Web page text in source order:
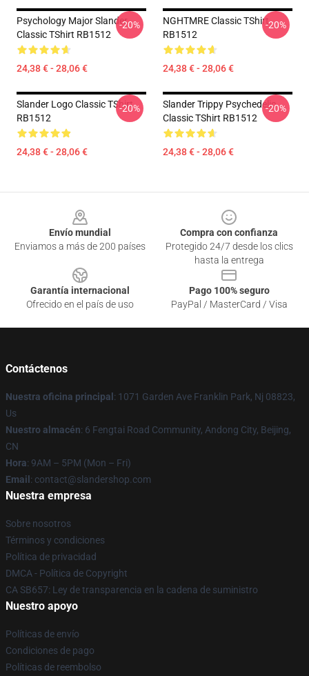
Psychology Major Slander
Classic TShirt RB1512
24,38 € - 28,06 €
-20%
NGHTMRE Classic TShirt
RB1512
24,38 € - 28,06 €
-20%
Slander Logo Classic TShirt
RB1512
24,38 € - 28,06 €
-20%
Slander Trippy Psychedelic
Classic TShirt RB1512
24,38 € - 28,06 €
-20%
Envío mundial
Enviamos a más de 200 países
Compra con confianza
Protegido 24/7 desde los clics
hasta la entrega
Garantía internacional
Ofrecido en el país de uso
Pago 100% seguro
PayPal / MasterCard / Visa
Contáctenos
Nuestra oficina principal : 1071 Garden Ave Franklin Park, Nj 08823,
Us
Nuestro almacén: 6 Fengtai Road Community, Andong City, Beijing,
CN
Hora: 9AM – 5PM (Mon – Fri)
Email : contact@slandershop.com
Nuestra empresa
Sobre nosotros
Términos y condiciones
Política de privacidad
DMCA - Política de Copyright
CA SB657: Ley de transparencia en la cadena de suministro
Nuestro apoyo
Políticas de envío
Condiciones de pago
Políticas de reembolso